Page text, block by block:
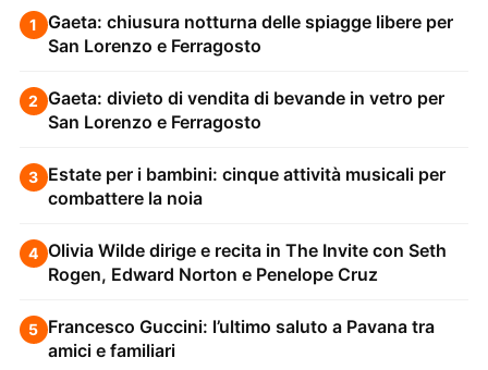
1
Gaeta: chiusura notturna delle spiagge libere per
San Lorenzo e Ferragosto
2 Gaeta: divieto di vendita di bevande in vetro per
San Lorenzo e Ferragosto
3 Estate per i bambini: cinque attività musicali per
combattere la noia
4 Olivia Wilde dirige e recita in The Invite con Seth
Rogen, Edward Norton e Penelope Cruz
5 Francesco Guccini: l’ultimo saluto a Pavana tra
amici e familiari